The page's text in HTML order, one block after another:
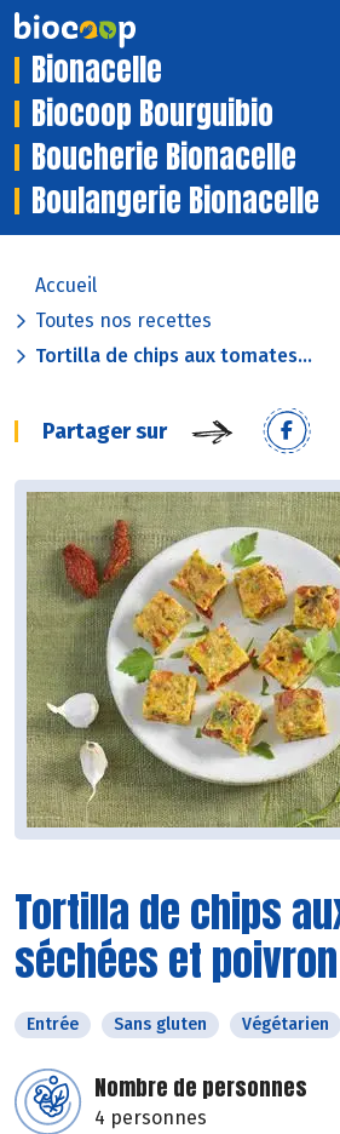
Bionacelle
Biocoop Bourguibio
Boucherie Bionacelle
Boulangerie Bionacelle
Accueil
Toutes nos recettes
Tortilla de chips aux tomates...
Partager sur
Tortilla de chips
séchées et poivron
Entrée Sans gluten Végétarien
Nombre de personnes
4 personnes